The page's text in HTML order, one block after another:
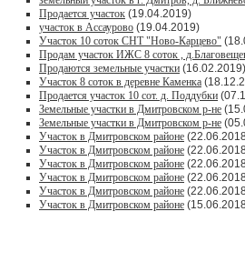
Продается участок (19.04.2019)
участок в Ассаурово (19.04.2019)
Участок 10 соток СНТ "Ново-Карцево"
Продам участок ИЖС 8 соток ,
Продаются земельные участки (16.02.2019)
Участок 8 соток в деревне Каменка
Продается участок 10 сот. д. Поддубки
Земельные участки в Дмитровском р-не
Земельные участки в Дмитровском р-не
Участок в Дмитровском районе
Участок в Дмитровском районе
Участок в Дмитровском районе
Участок в Дмитровском районе
Участок в Дмитровском районе
Участок в Дмитровском районе